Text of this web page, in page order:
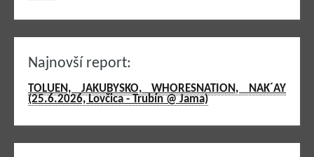
Najnovší report:
TOLUEN, JAKUBYSKO, WHORESNATION, NAK´AY
(25.6.2026, Lovčica - Trubín @ Jama)